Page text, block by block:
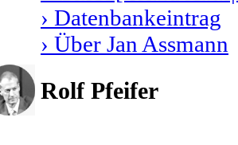
› Datenbankeintrag
› Über Jan Assmann
Rolf Pfeifer